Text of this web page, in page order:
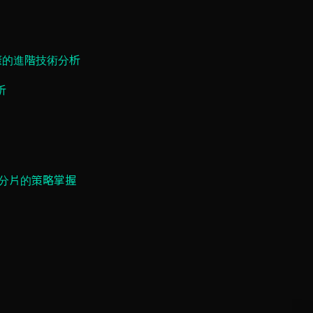
階技術分析
的策略掌握